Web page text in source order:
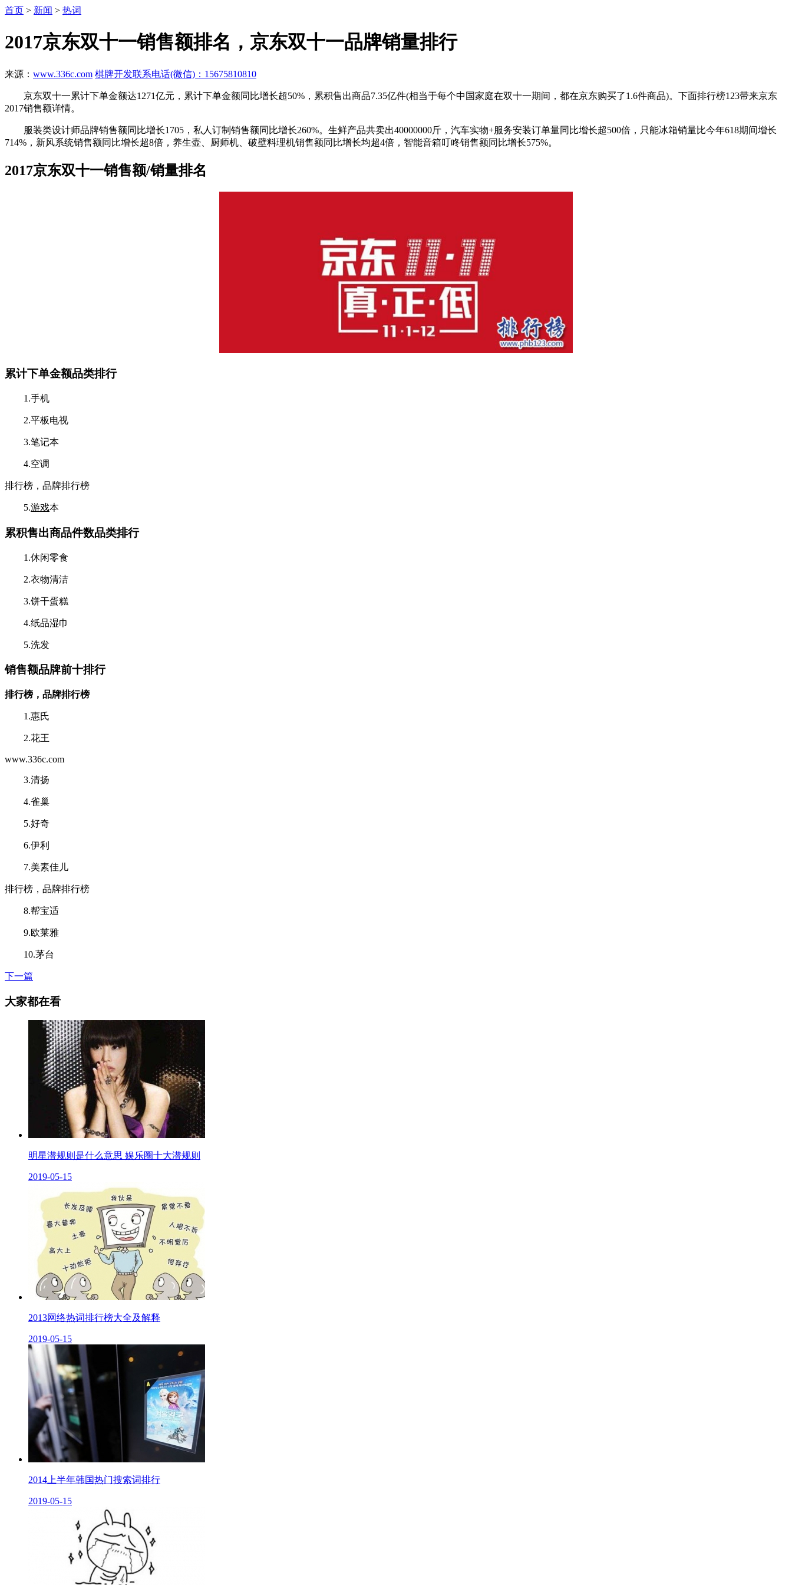
首页 > 新闻 > 热词
2017京东双十一销售额排名，京东双十一品牌销量排行
来源： www.336c.com 棋牌开发联系电话(微信)：15675810810
京东双十一累计下单金额达1271亿元，累计下单金额同比增长超50%，累积售出商品7.35亿件(相当于每个中国家庭在双十一期间，都在京东购买了1.6件商品)。下面排行榜123带来京东
2017销售额详情。
服装类设计师品牌销售额同比增长1705，私人订制销售额同比增长260%。生鲜产品共卖出40000000斤，汽车实物+服务安装订单量同比增长超500倍，只能冰箱销量比今年618期间增长
714%，新风系统销售额同比增长超8倍，养生壶、厨师机、破壁料理机销售额同比增长均超4倍，智能音箱叮咚销售额同比增长575%。
2017京东双十一销售额/销量排名
累计下单金额品类排行
1.手机
2.平板电视
3.笔记本
4.空调
排行榜，品牌排行榜
5.游戏本
累积售出商品件数品类排行
1.休闲零食
2.衣物清洁
3.饼干蛋糕
4.纸品湿巾
5.洗发
销售额品牌前十排行
排行榜，品牌排行榜
1.惠氏
2.花王
www.336c.com
3.清扬
4.雀巢
5.好奇
6.伊利
7.美素佳儿
排行榜，品牌排行榜
8.帮宝适
9.欧莱雅
10.茅台
下一篇
大家都在看
明星潜规则是什么意思 娱乐圈十大潜规则
2019-05-15
2013网络热词排行榜大全及解释
2019-05-15
2014上半年韩国热门搜索词排行
2019-05-15